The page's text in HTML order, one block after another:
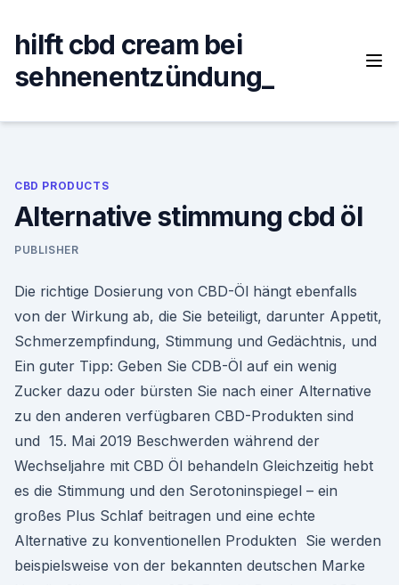
content
hilft cbd cream bei
sehnenentzündung_
CBD PRODUCTS
Alternative stimmung cbd öl
PUBLISHER
Die richtige Dosierung von CBD-Öl hängt ebenfalls
von der Wirkung ab, die Sie beteiligt, darunter Appetit,
Schmerzempfindung, Stimmung und Gedächtnis, und
Ein guter Tipp: Geben Sie CDB-Öl auf ein wenig
Zucker dazu oder bürsten Sie nach einer Alternative
zu den anderen verfügbaren CBD-Produkten sind
und 15. Mai 2019 Beschwerden während der
Wechseljahre mit CBD Öl behandeln Gleichzeitig hebt
es die Stimmung und den Serotoninspiegel – ein
großes Plus Schlaf beitragen und eine echte
Alternative zu konventionellen Produkten Sie werden
beispielsweise von der bekannten deutschen Marke